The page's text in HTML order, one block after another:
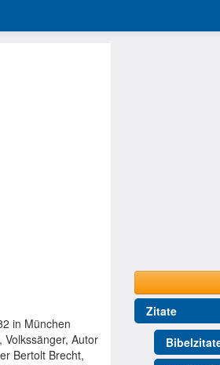
in München
Autor
Bertolt Brecht,
Zitate